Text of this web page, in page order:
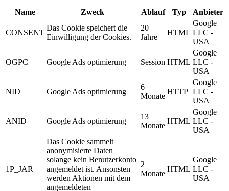
Name Zweck Ablauf Typ Anbieter
CONSENT
Das Cookie speichert die
Einwilligung der Cookies.
20
Jahre
HTML
Google
LLC -
USA
OGPC Google Ads optimierung Session HTML
Google
LLC -
USA
NID Google Ads optimierung
6
Monate
HTTP
Google
LLC -
USA
ANID Google Ads optimierung
13
Monate
HTML
Google
LLC -
USA
1P_JAR
Das Cookie sammelt
anonymisierte Daten
solange kein Benutzerkonto
angemeldet ist. Ansonsten
werden Aktionen mit dem
angemeldeten
2
Monate
HTML
Google
LLC -
USA